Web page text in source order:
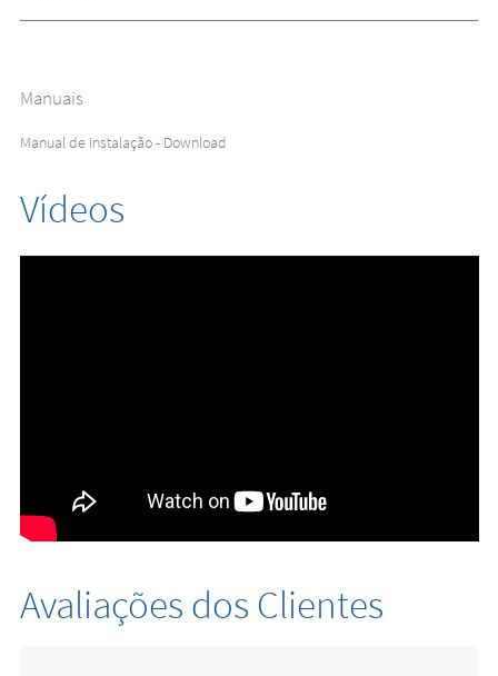
Manuais
Manual de instalação - Download
Vídeos
Avaliações dos Clientes